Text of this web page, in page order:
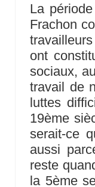
La
Frachon
ont
sociaux,
travail de
luttes
19ème
serait-ce
aussi
reste
la 5ème